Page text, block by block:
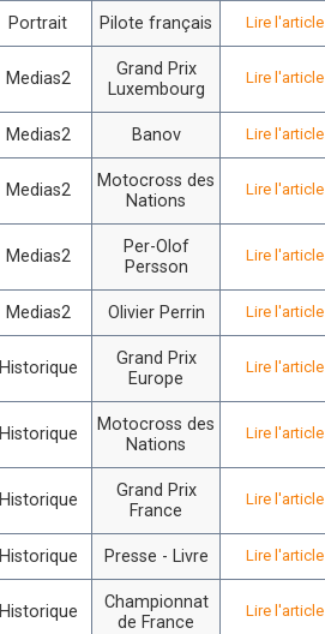
Portrait Pilote français Lire l'article
Medias2
Grand Prix
Luxembourg
Lire l'article
Medias2 Banov Lire l'article
Medias2
Motocross des
Nations
Lire l'article
Medias2
Per-Olof
Persson
Lire l'article
Medias2 Olivier Perrin Lire l'article
Historique
Grand Prix
Europe
Lire l'article
Historique
Motocross des
Nations
Lire l'article
Historique
Grand Prix
France
Lire l'article
Historique Presse - Livre Lire l'article
Historique
Championnat
de France
Lire l'article